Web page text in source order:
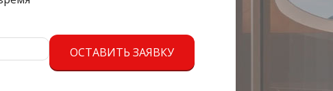
ОСТАВИТЬ ЗАЯВКУ